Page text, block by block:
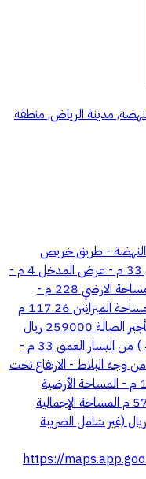
مدينة الرياض, منطقة
الرياض - حي النهضة - طريق خريص
معرض رقم ( 5 ) من اليسار العمق الإجمالي 33 م - عرض المدخل 4 م -
يزيد العرض بعد 11 م إلى 8.2م - مجموع مساحة الارضي 228 م -
الميزانين 14.3 عمق × 8.2 عرض مجموع مساحة الميزانين 117.26 م
المساحة الإجمالية للصالة 345.26م سعر تأجير الصالة 259000 ريال
(غير شامل الضريبة والمياه) معرض رقم ( 4 ) من اليسار العمق 33 م -
4 م - الارتفاع العالي 7.55 م من وجه البلاط - الارتفاع تحت
الميزانين 3.8 م - العمق تحت الميزانين 14.3 م - المساحة الأرضية
الإجمالية 132 م - المساحة فوق الميزانين 57 م المساحة الإجمالية
للصالة 189م سعر تأجير الصالة 150000 ريال (غير شامل الضريبة
https://